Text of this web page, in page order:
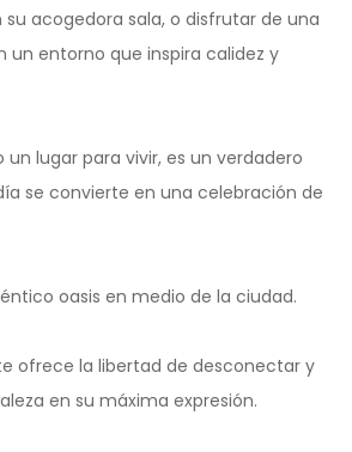
acogedora sala, o disfrutar de una
un entorno que inspira calidez y
un lugar para vivir, es un verdadero
se convierte en una celebración de
oasis en medio de la ciudad.
ofrece la libertad de desconectar y
en su máxima expresión.